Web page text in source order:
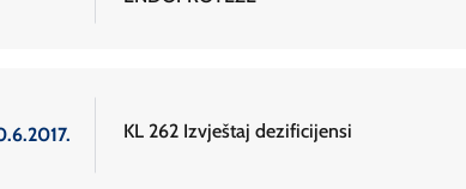
KL 262 Izvještaj dezificijensi